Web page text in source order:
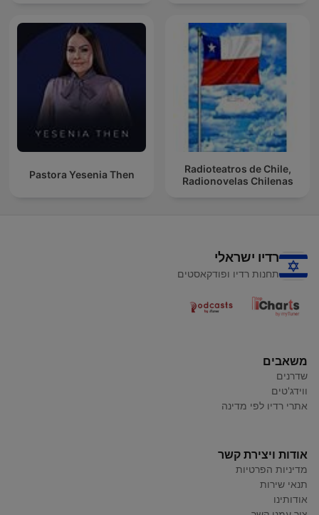
Radioteatros de Chile,
Radionovelas Chilenas
Pastora Yesenia Then
רדיו ישראלי
תחנות רדיו ופודקאסטים
משאבים
שדרנים
ווידג'טים
אתרי רדיו לפי מדינה
אודות ויצירת קשר
מדיניות הפרטיות
תנאי שירות
אודותינו